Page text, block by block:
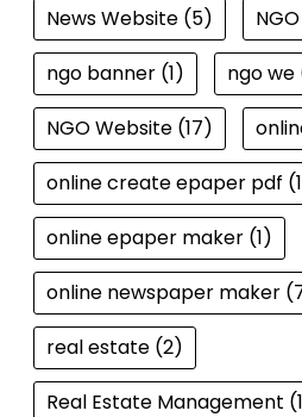
News Website(5) NGO
ngo banner(1) ngo we
NGO Website(17)
online create epaper pdf
online epaper maker(1)
online newspaper maker
real estate(2)
Real Estate Management